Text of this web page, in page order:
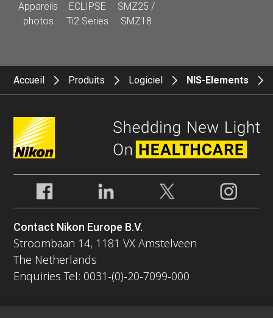
Appareils
photos
ECLIPSE
Ti2 Series
SMZ25 /
SMZ18
Accueil Produits Logiciel NIS-Elements
Contact Nikon Europe B.V.
Stroombaan 14, 1181 VX Amstelveen
The Netherlands
Enquiries Tel: 0031-(0)-20-7099-000